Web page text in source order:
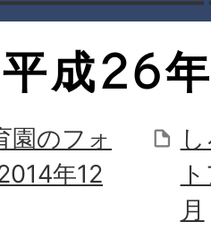
平成26
園のフォ
年12
月